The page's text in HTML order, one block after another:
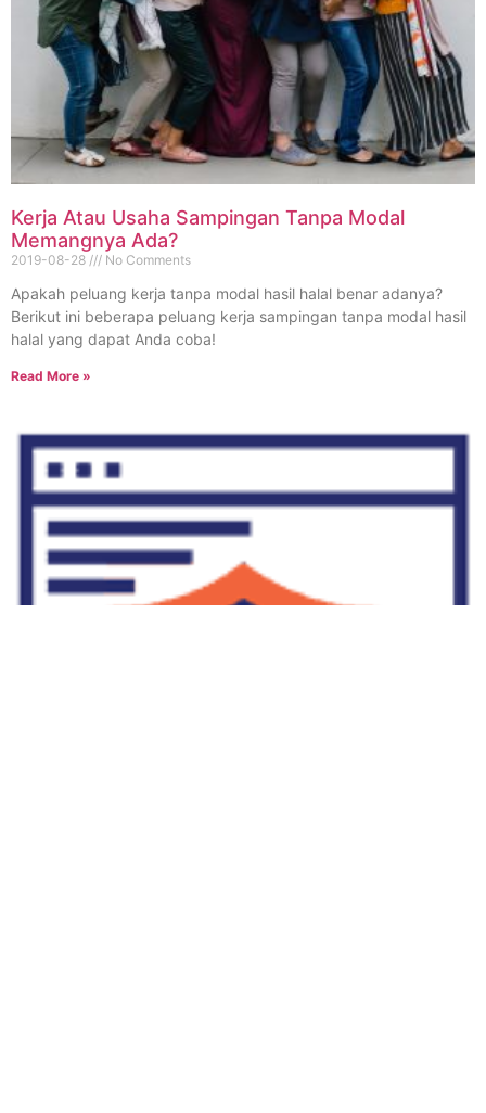
Kerja Atau Usaha Sampingan Tanpa Modal
Memangnya Ada?
2019-08-28 No Comments
Apakah peluang kerja tanpa modal hasil halal benar adanya?
Berikut ini beberapa peluang kerja sampingan tanpa modal hasil
halal yang dapat Anda coba!
Read More »